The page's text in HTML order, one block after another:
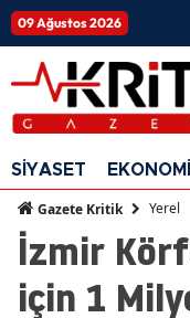
09 Ağustos 2026
SİYASET EKONOMİ
Gazete Kritik Yerel
İzmir
için 1